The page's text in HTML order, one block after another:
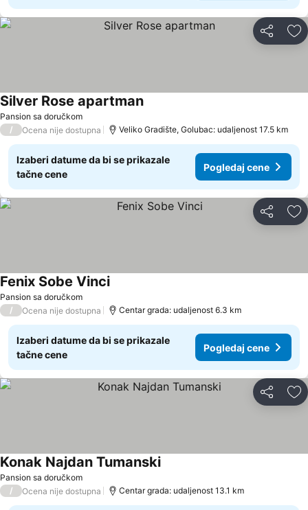
Deli
Pansion sa doručkom
Silver Rose apartman
/ Ocena nije dostupna Veliko Gradište, Golubac: udaljenost 17.5 km
Izaberi datume da bi se prikazale
tačne cene
Pogledaj cene
Deli
Pansion sa doručkom
Fenix Sobe Vinci
/ Ocena nije dostupna Centar grada: udaljenost 6.3 km
Izaberi datume da bi se prikazale
tačne cene
Pogledaj cene
Deli
Pansion sa doručkom
Konak Najdan Tumanski
/ Ocena nije dostupna Centar grada: udaljenost 13.1 km